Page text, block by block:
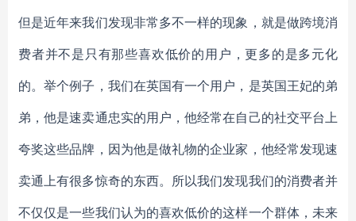
但是近年来我们发现非常多不一样的现象，就是做跨境消
费者并不是只有那些喜欢低价的用户，更多的是多元化
的。举个例子，我们在英国有一个用户，是英国王妃的弟
弟，他是速卖通忠实的用户，他经常在自己的社交平台上
夸奖这些品牌，因为他是做礼物的企业家，他经常发现速
卖通上有很多惊奇的东西。所以我们发现我们的消费者并
不仅仅是一些我们认为的喜欢低价的这样一个群体，未来